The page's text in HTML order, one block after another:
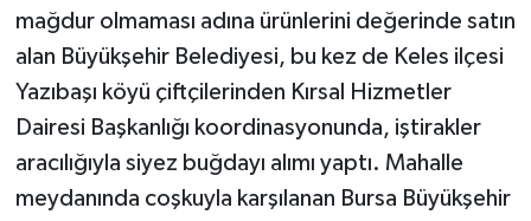
mağdur olmaması adına ürünlerini değerinde satın
alan Büyükşehir Belediyesi, bu kez de Keles ilçesi
Yazıbaşı köyü çiftçilerinden Kırsal Hizmetler
Dairesi Başkanlığı koordinasyonunda, iştirakler
aracılığıyla siyez buğdayı alımı yaptı. Mahalle
meydanında coşkuyla karşılanan Bursa Büyükşehir